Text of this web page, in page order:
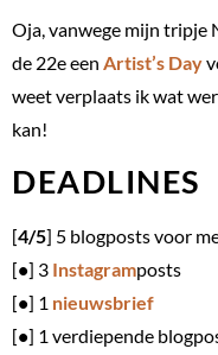
Oja, vanwege mijn tripje
de 22e een Artist’s Day
weet verplaats ik wat
kan!
DEADLINES
[4/5] 5 blogposts voor
[•] 3 Instagramposts
[•] 1 nieuwsbrief
[•] 1 verdiepende